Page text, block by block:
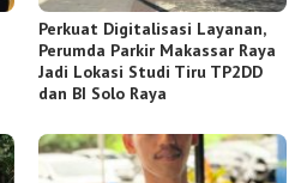
Perkuat Digitalisasi Layanan,
Perumda Parkir Makassar Raya
Jadi Lokasi Studi Tiru TP2DD
dan BI Solo Raya